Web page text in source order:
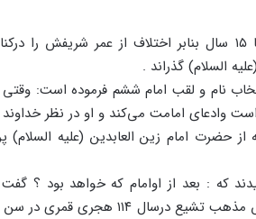
پدرش ۲۶ ساله بود که او زاده شد . دوازده تا ۱۵ سال بنابر اختلاف
السلام) گذراند .
نام و لقب امام ششم فرموده است: وقتی
وادعای امامت می‌کند و او در نظر
حضرت امام زین العابدین (علیه السلام)
که : بعد از اوامام که خواهد بود ؟